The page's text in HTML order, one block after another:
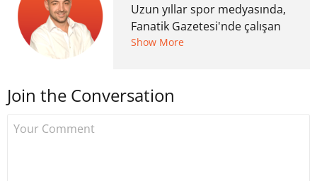
Uzun yıllar spor medyasında,
Fanatik Gazetesi'nde çalışan
Hakan Ateşler, 2020 yılında
Uzmancoin bünyesinde
Show More
Join the Conversation